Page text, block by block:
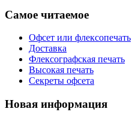
Самое читаемое
Офсет или флексопечать
Доставка
Флексографская печать
Высокая печать
Секреты офсета
Новая информация